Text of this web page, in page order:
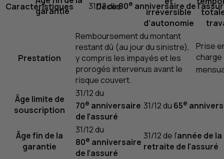
garantie
31/12 du80e anniversaire de
Caractéristiques Décès
irréversible
d’autonomie
Prestation
Remboursement du montant
restant dû (au jour du sinistre),
y compris les impayés et les
prorogés intervenus avant le
risque couvert.
Prise
charge
Âge limite de
souscription
31/12 du
70e anniversaire
de l’assuré
31/12 du 65e
Âge fin de la
garantie
31/12 du
80e anniversaire
de l’assuré
31/12 de l’année de
retraite de l’assuré